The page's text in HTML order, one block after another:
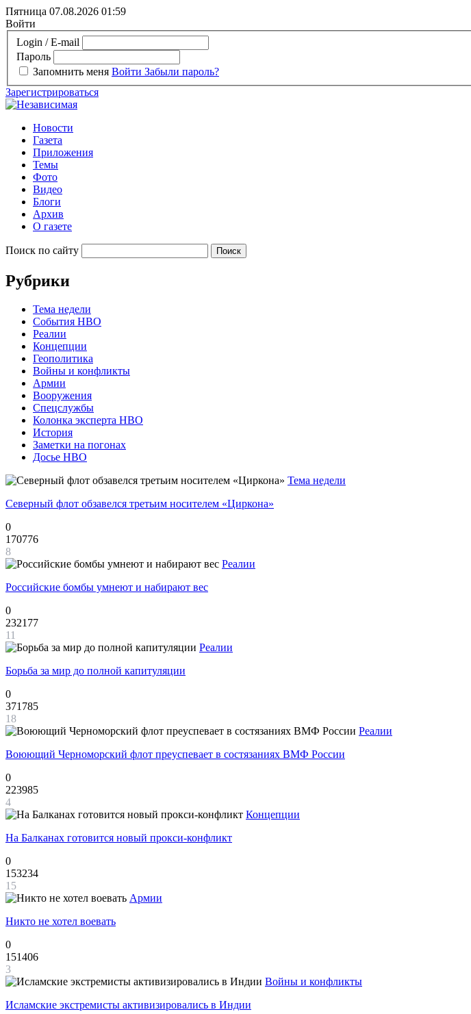
Пятница 07.08.2026 01:59
Войти
Login / E-mail
Пароль
Запомнить меня Войти Забыли пароль?
Зарегистрироваться
Новости
Газета
Приложения
Темы
Фото
Видео
Блоги
Архив
О газете
Поиск по сайту
Рубрики
Тема недели
События НВО
Реалии
Концепции
Геополитика
Войны и конфликты
Армии
Вооружения
Спецслужбы
Колонка эксперта НВО
История
Заметки на погонах
Досье НВО
Тема недели
Северный флот обзавелся третьим носителем «Циркона»
0
170776
8
Реалии
Российские бомбы умнеют и набирают вес
0
232177
11
Реалии
Борьба за мир до полной капитуляции
0
371785
18
Реалии
Воюющий Черноморский флот преуспевает в состязаниях ВМФ России
0
223985
4
Концепции
На Балканах готовится новый прокси-конфликт
0
153234
15
Армии
Никто не хотел воевать
0
151406
3
Войны и конфликты
Исламские экстремисты активизировались в Индии